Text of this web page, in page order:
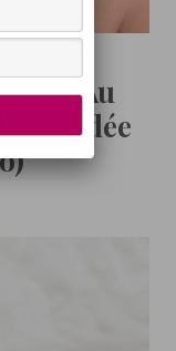
Au
+ idée